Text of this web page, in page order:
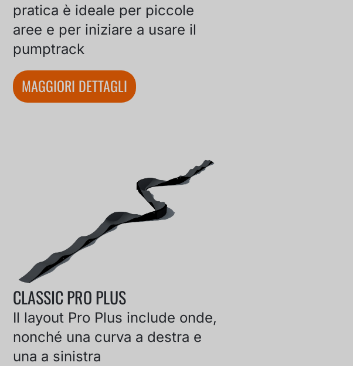
pratica è ideale per piccole
aree e per iniziare a usare il
pumptrack
MAGGIORI DETTAGLI
CLASSIC PRO PLUS
Il layout Pro Plus include onde,
nonché una curva a destra e
una a sinistra